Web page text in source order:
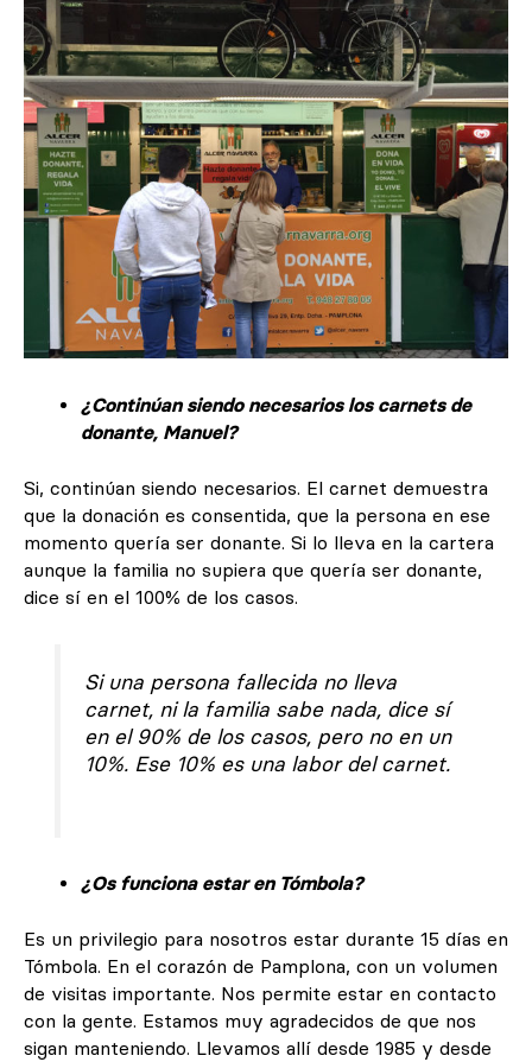
¿Continúan siendo necesarios los carnets de
donante, Manuel?
Si, continúan siendo necesarios. El carnet demuestra
que la donación es consentida, que la persona en ese
momento quería ser donante. Si lo lleva en la cartera
aunque la familia no supiera que quería ser donante,
dice sí en el 100% de los casos.
Si una persona fallecida no lleva
carnet, ni la familia sabe nada, dice sí
en el 90% de los casos, pero no en un
10%. Ese 10% es una labor del carnet.
¿Os funciona estar en Tómbola?
Es un privilegio para nosotros estar durante 15 días en
Tómbola. En el corazón de Pamplona, con un volumen
de visitas importante. Nos permite estar en contacto
con la gente. Estamos muy agradecidos de que nos
sigan manteniendo. Llevamos allí desde 1985 y desde